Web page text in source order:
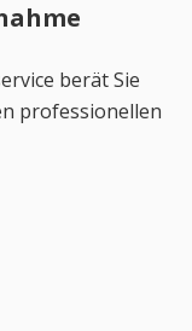
berät Sie
professionellen